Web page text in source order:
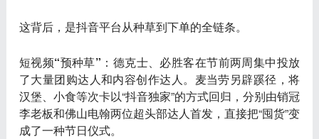
这背后，是抖音平台从种草到下单的全链条。
短视频“预种草” ：德克士、必胜客在节前两周集中投放
了大量团购达人和内容创作达人。麦当劳另辟蹊径，将
汉堡、小食等次卡以“抖音独家”的方式回归，分别由销冠
李老板和佛山电翰两位超头部达人首发，直接把“囤货”变
成了一种节日仪式。